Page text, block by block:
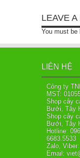
LEAVE A
You must be
LIÊN HỆ
Công ty
MST:
Shop cây
Bưởi, Tây
Shop cây
Bưởi, Tây
Hotline:
6683.5533
Zalo,
Email: